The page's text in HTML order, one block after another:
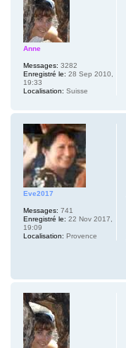
Anne
Messages: 3282
Enregistré le: 28 Sep 2010,
19:33
Localisation: Suisse
Eve2017
Messages: 741
Enregistré le: 22 Nov 2017,
19:09
Localisation: Provence